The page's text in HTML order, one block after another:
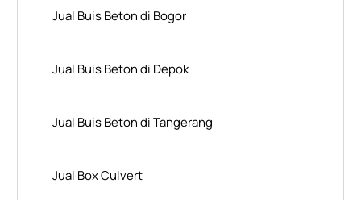
Jual Buis Beton di Bogor
Jual Buis Beton di Depok
Jual Buis Beton di Tangerang
Jual Box Culvert